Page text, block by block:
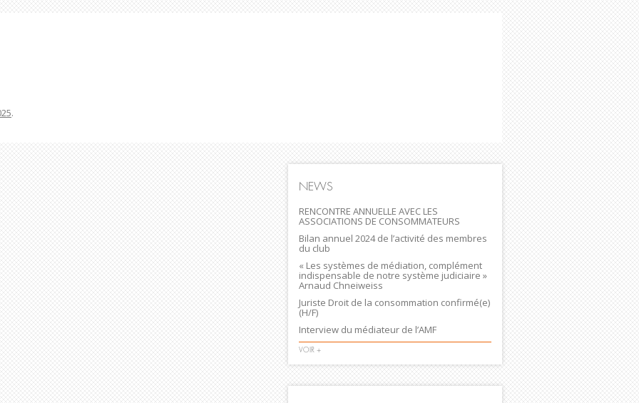
du Notariat publie son rapport d’activité pour l’année 2025
.
NEWS
RENCONTRE ANNUELLE AVEC LES
ASSOCIATIONS DE CONSOMMATEURS
Bilan annuel 2024 de l’activité des membres
du club
« Les systèmes de médiation, complément
indispensable de notre système judiciaire »
Arnaud Chneiweiss
Juriste Droit de la consommation confirmé(e)
(H/F)
Interview du médiateur de l’AMF
VOIR +